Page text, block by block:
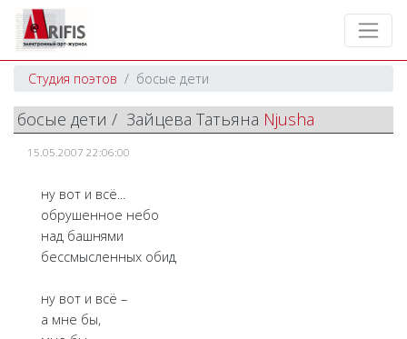
Студия поэтов босые дети
босые дети / Зайцева Татьяна Njusha
15.05.2007 22:06:00
ну вот и всё...
обрушенное небо
над башнями
бессмысленных обид
ну вот и всё –
а мне бы,